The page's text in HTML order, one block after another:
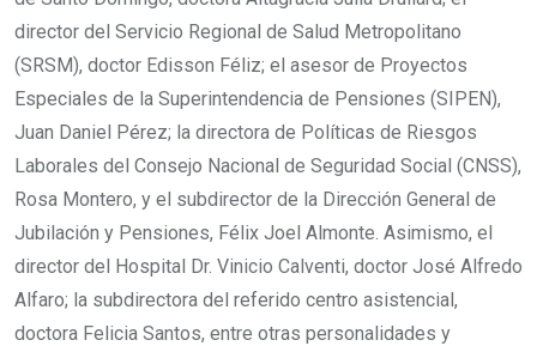
director del Servicio Regional de Salud Metropolitano
(SRSM), doctor Edisson Féliz; el asesor de Proyectos
Especiales de la Superintendencia de Pensiones (SIPEN),
Juan Daniel Pérez; la directora de Políticas de Riesgos
Laborales del Consejo Nacional de Seguridad Social (CNSS),
Rosa Montero, y el subdirector de la Dirección General de
Jubilación y Pensiones, Félix Joel Almonte. Asimismo, el
director del Hospital Dr. Vinicio Calventi, doctor José Alfredo
Alfaro; la subdirectora del referido centro asistencial,
doctora Felicia Santos, entre otras personalidades y